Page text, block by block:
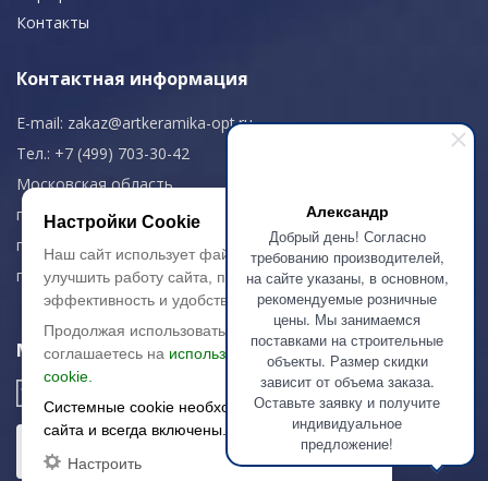
Александр
Добрый день! Согласно
требованию производителей,
на сайте указаны, в основном,
рекомендуемые розничные
цены. Мы занимаемся
поставками на строительные
объекты. Размер скидки
зависит от объема заказа.
Оставьте заявку и получите
индивидуальное
предложение!
Контакты
Контактная информация
E-mail: zakaz@artkeramika-opt.ru
Тел.: +7 (499) 703-30-42
Московская область,
г. Красногорск
пн-чт: 09.00-18.00
пт: 09.00-17.00
Мы в соц. сетях
Настройки Cookie
Наш сайт использует файлы cookie, чтобы
улучшить работу сайта, повысить его
эффективность и удобство.
Продолжая использовать сайт, вы
соглашаетесь на использование файлов
cookie.
Системные cookie необходимы для работы
сайта и всегда включены.
Настроить